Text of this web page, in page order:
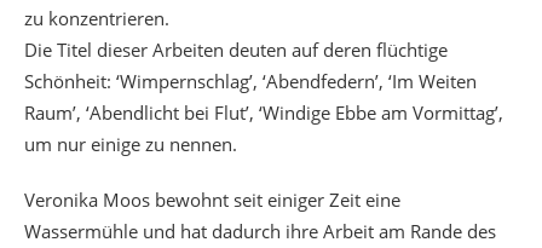
zu konzentrieren.
Die Titel dieser Arbeiten deuten auf deren flüchtige
Schönheit: ‘Wimpernschlag’, ‘Abendfedern’, ‘Im Weiten
Raum’, ‘Abendlicht bei Flut’, ‘Windige Ebbe am Vormittag’,
um nur einige zu nennen.
Veronika Moos bewohnt seit einiger Zeit eine
Wassermühle und hat dadurch ihre Arbeit am Rande des